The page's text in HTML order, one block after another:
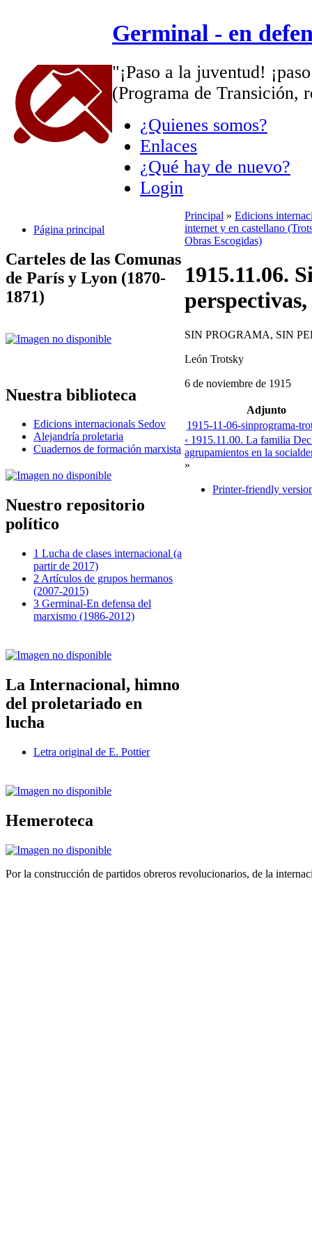
Germinal - en
"¡Paso a la juventud!
(Programa de Transición,
¿Quienes somos?
Enlaces
¿Qué hay de nuevo?
Login
Página principal
Carteles de las Comunas
de París y Lyon (1870-
1871)
Nuestra biblioteca
Edicions internacionals Sedov
Alejandría proletaria
Cuadernos de formación marxista
Nuestro repositorio
político
1 Lucha de clases internacional (a
partir de 2017)
2 Artículos de grupos hermanos
(2007-2015)
3 Germinal-En defensa del
marxismo (1986-2012)
La Internacional, himno
del proletariado en
lucha
Letra original de E. Pottier
Hemeroteca
Principal » Edicions
internet y en castellano
Obras Escogidas)
1915.11.06.
SIN PROGRAMA, SIN
León Trotsky
6 de noviembre de 1915
Adjunto
1915-11-06-sinprograma-
‹ 1915.11.00. La familia
agrupamientos en la
»
Printer-friendly
Por la construcción de partidos obreros revolucionarios, de la